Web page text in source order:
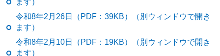
令和8年2月26日（PDF：39KB）（別ウィンドウで開き
ます）
令和8年2月10日（PDF：19KB）（別ウィンドウで開き
ます）